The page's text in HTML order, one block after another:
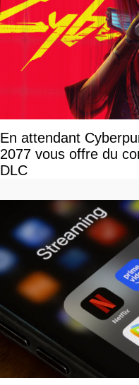
En attendant
2077 vous offre du
DLC